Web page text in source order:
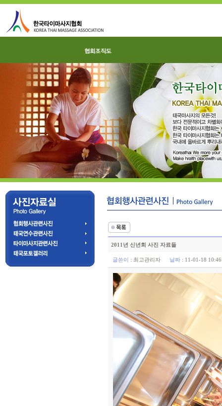
2011년 신년회 사진 자료들
글쓴이 : 최고관리자 날짜 : 11-01-18